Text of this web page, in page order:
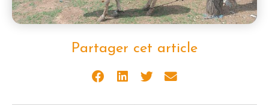
Partager cet article